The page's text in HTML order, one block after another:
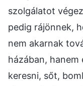
szolgálatot
pedig rájönnek,
nem akarnak
házában, hanem
keresni, sőt,